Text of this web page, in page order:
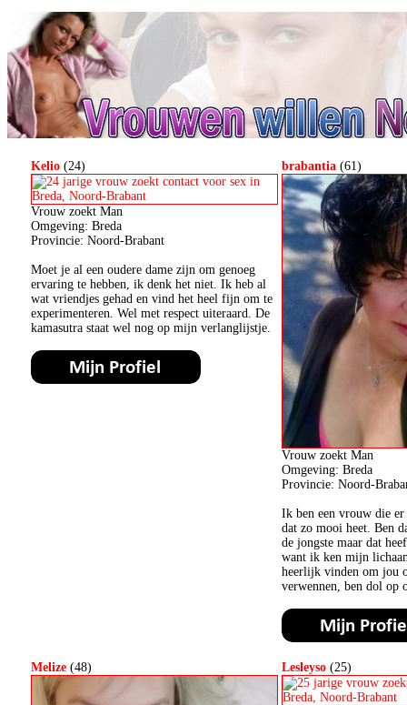
Kelio (24)
Vrouw zoekt Man
Omgeving: Breda
Provincie: Noord-Brabant
Moet je al een oudere dame zijn om genoeg
ervaring te hebben, ik denk het niet. Ik heb al
wat vriendjes gehad en vind het heel fijn om te
experimenteren. Wel met respect uiteraard. De
kamasutra staat wel nog op mijn verlanglijstje.
brabantia (61)
Vrouw zoekt Man
Omgeving: Breda
Provincie: Noord-
Ik ben een vrouw die
dat zo mooi heet. Ben
de jongste maar dat
want ik ken mijn
heerlijk vinden om jou
verwennen, ben dol op
Melize (48) Lesleyso (25)